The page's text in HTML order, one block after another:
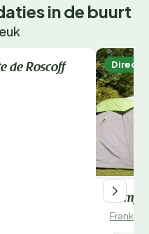
in de buurt
de Roscoff Direct
Frankrijk